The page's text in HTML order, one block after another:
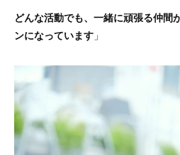
どんな活動でも、一緒に頑張る仲間
ンになっています 」